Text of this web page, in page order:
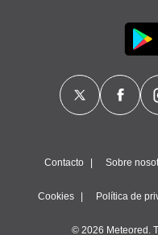
Contacto Sobre
Cookies Política de
© 2026 Meteored.